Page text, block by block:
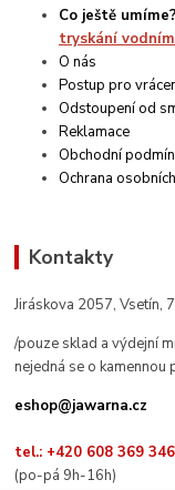
Co ještě umíme?
tryskání
O nás
Postup pro
Odstoupení od
Reklamace
Obchodní
Ochrana
Kontakty
Jiráskova 2057, Vsetín,
/pouze sklad a výdejní
nejedná se o kamennou
eshop@jawarna.cz
tel.: +420 608 369 346
(po-pá 9h-16h)